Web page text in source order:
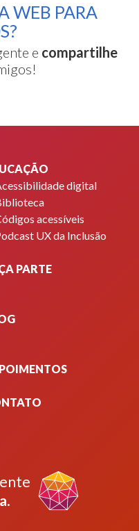
WEB PARA
e compartilhe
digital
acessíveis
UX da Inclusão
PARTE
.